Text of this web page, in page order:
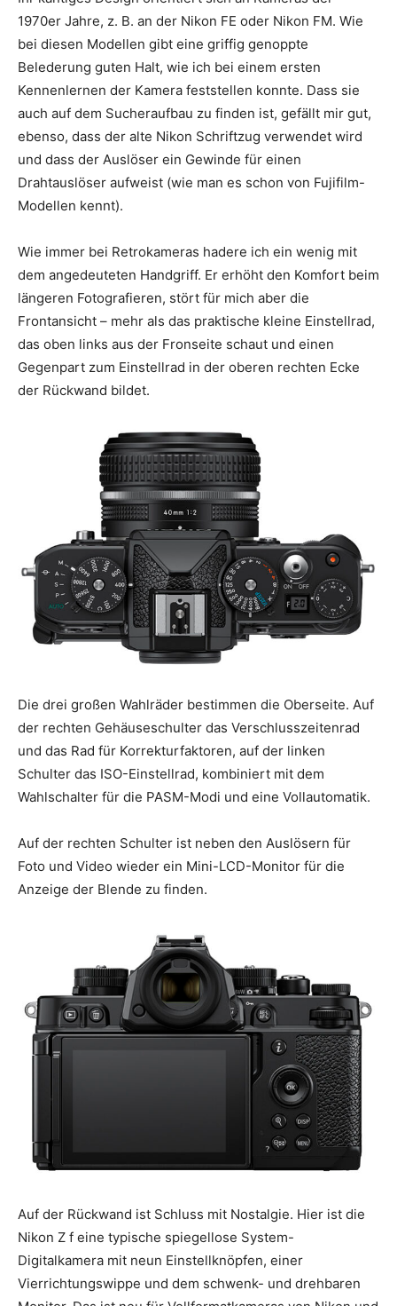
1970er Jahre, z. B. an der Nikon FE oder Nikon FM. Wie
bei diesen Modellen gibt eine griffig genoppte
Belederung guten Halt, wie ich bei einem ersten
Kennenlernen der Kamera feststellen konnte. Dass sie
auch auf dem Sucheraufbau zu finden ist, gefällt mir gut,
ebenso, dass der alte Nikon Schriftzug verwendet wird
und dass der Auslöser ein Gewinde für einen
Drahtauslöser aufweist (wie man es schon von Fujifilm-
Modellen kennt).
Wie immer bei Retrokameras hadere ich ein wenig mit
dem angedeuteten Handgriff. Er erhöht den Komfort beim
längeren Fotografieren, stört für mich aber die
Frontansicht – mehr als das praktische kleine Einstellrad,
das oben links aus der Fronseite schaut und einen
Gegenpart zum Einstellrad in der oberen rechten Ecke
der Rückwand bildet.
Die drei großen Wahlräder bestimmen die Oberseite. Auf
der rechten Gehäuseschulter das Verschlusszeitenrad
und das Rad für Korrekturfaktoren, auf der linken
Schulter das ISO-Einstellrad, kombiniert mit dem
Wahlschalter für die PASM-Modi und eine Vollautomatik.
Auf der rechten Schulter ist neben den Auslösern für
Foto und Video wieder ein Mini-LCD-Monitor für die
Anzeige der Blende zu finden.
Auf der Rückwand ist Schluss mit Nostalgie. Hier ist die
Nikon Z f eine typische spiegellose System-
Digitalkamera mit neun Einstellknöpfen, einer
Vierrichtungswippe und dem schwenk- und drehbaren